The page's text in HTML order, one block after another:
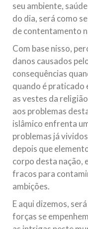
seu ambiente,
do dia, será como
de contentamento
Com base nisso,
danos causados
consequências
quando é praticado
as vestes da
aos problemas
islâmico enfrenta
problemas já
depois que
corpo desta nação,
fracos para
ambições.
E aqui dizemos,
forças se